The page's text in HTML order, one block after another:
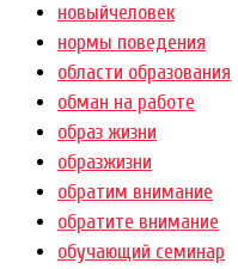
новыйчеловек
нормы поведения
области образования
обман на работе
образ жизни
образжизни
обратим внимание
обратите внимание
обучающий семинар